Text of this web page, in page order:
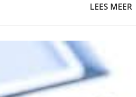
LEES MEER